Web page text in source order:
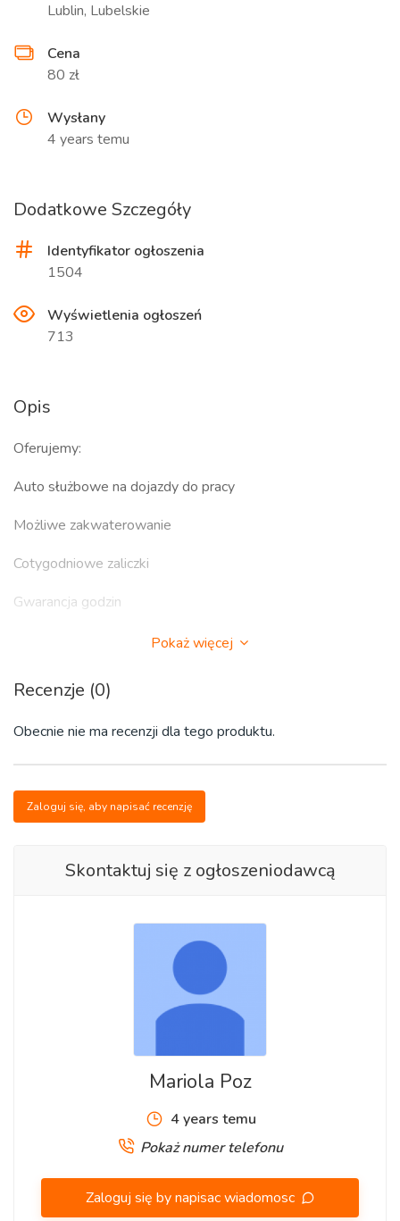
Lublin, Lubelskie
Cena
80 zł
Wysłany
4 years temu
Dodatkowe Szczegóły
Identyfikator ogłoszenia
1504
Wyświetlenia ogłoszeń
713
Opis
Oferujemy:
Auto służbowe na dojazdy do pracy
Możliwe zakwaterowanie
Cotygodniowe zaliczki
Gwarancja godzin
Niemiecka umowa na okres min. pół roku
MILE WIDZIANE PRAWO JAZDY
brutto/h
brutto/h
UNNA- komisjoner bez znajomości język 12 euro brutto/h
ULM- komisjoner bez znajomości język 13 euro brutto/h
GREVEN- komisjoner bez znajomości język 11,50 euro
UNNA- team leader z językiem niemieckim lub angielskim
Pokaż więcej
Recenzje (0)
Obecnie nie ma recenzji dla tego produktu.
Zaloguj się, aby napisać recenzję
Skontaktuj się z ogłoszeniodawcą
Mariola Poz
4 years temu
Pokaż numer telefonu
Zaloguj się by napisac wiadomosc